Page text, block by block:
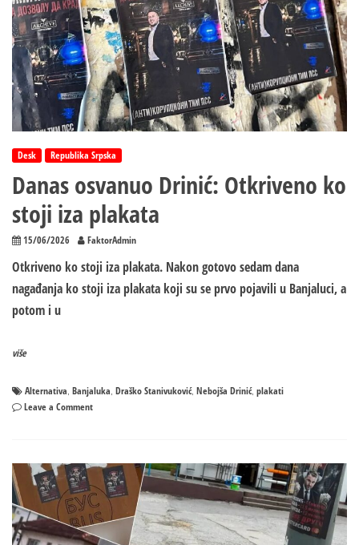
Desk Republika Srpska
Danas osvanuo Drinić: Otkriveno ko
stoji iza plakata
15/06/2026 FaktorAdmin
Otkriveno ko stoji iza plakata. Nakon gotovo sedam dana
nagađanja ko stoji iza plakata koji su se prvo pojavili u Banjaluci, a
potom i u
više
Alternativa, Banjaluka, Draško Stanivuković, Nebojša Drinić, plakati
Leave a Commenton
Otkriveno
ko
stoji
iza
plakata